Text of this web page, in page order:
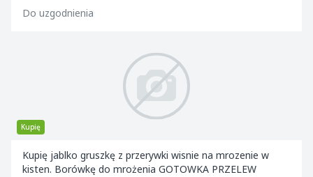
Do uzgodnienia
Kupię
Kupię jablko gruszkę z przerywki wisnie na mrozenie w
kisten. Borówkę do mrożenia GOTOWKA PRZELEW